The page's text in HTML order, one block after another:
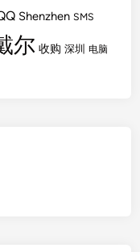
Shenzhen SMS
尔 收购 深圳 电脑